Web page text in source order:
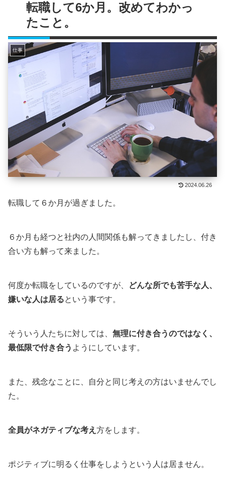
転職して6か月。改めてわかっ
たこと。
仕事
2024.06.26
転職して６か月が過ぎました。
６か月も経つと社内の人間関係も解ってきましたし、付き
合い方も解って来ました。
何度か転職をしているのですが、
どんな所でも苦手な人、
嫌いな人は居るという事です。
そういう人たちに対しては、 無理に付き合うのではなく、
最低限で付き合う ようにしています。
また、残念なことに、自分と同じ考えの方はいませんでし
た。
全員がネガティブな考え 方をします。
ポジティブに明るく仕事をしようという人は居ません。